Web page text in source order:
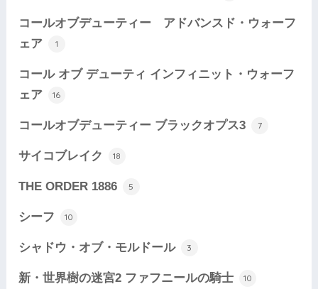
コールオブデューティー アドバンスド・ウォーフ
ェア
1
コール オブ デューティ インフィニット・ウォーフ
ェア
16
コールオブデューティー ブラックオプス3 7
サイコブレイク 18
THE ORDER 1886 5
シーフ 10
シャドウ・オブ・モルドール 3
新・世界樹の迷宮2 ファフニールの騎士 10